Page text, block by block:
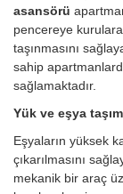
asansörü
pencereye
taşınmasını
sahip
sağlamaktadır.
Yük ve eşya
Eşyaların yüksek
çıkarılmasını
mekanik bir araç